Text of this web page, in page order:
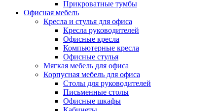
Прикроватные тумбы
Офисная мебель
Кресла и стулья для офиса
Кресла руководителей
Офисные кресла
Компьютерные кресла
Офисные стулья
Мягкая мебель для офиса
Корпусная мебель для офиса
Столы для руководителей
Письменные столы
Офисные шкафы